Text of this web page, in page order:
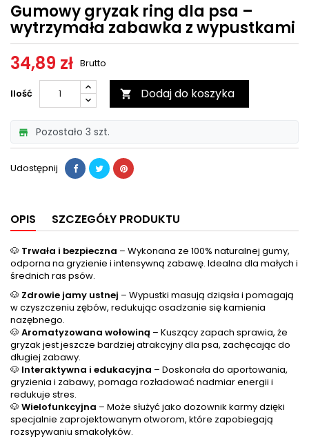
Gumowy gryzak ring dla psa –
wytrzymała zabawka z wypustkami
34,89 zł Brutto
Ilość  Dodaj do koszyka
 Pozostało 3 szt.
Udostępnij
OPIS SZCZEGÓŁY PRODUKTU
🐶 Trwała i bezpieczna – Wykonana ze 100% naturalnej gumy,
odporna na gryzienie i intensywną zabawę. Idealna dla małych i
średnich ras psów.
🐶 Zdrowie jamy ustnej – Wypustki masują dziąsła i pomagają
w czyszczeniu zębów, redukując osadzanie się kamienia
nazębnego.
🐶Aromatyzowana wołowiną – Kuszący zapach sprawia, że
gryzak jest jeszcze bardziej atrakcyjny dla psa, zachęcając do
długiej zabawy.
🐶 Interaktywna i edukacyjna – Doskonała do aportowania,
gryzienia i zabawy, pomaga rozładować nadmiar energii i
redukuje stres.
🐶Wielofunkcyjna – Może służyć jako dozownik karmy dzięki
specjalnie zaprojektowanym otworom, które zapobiegają
rozsypywaniu smakołyków.